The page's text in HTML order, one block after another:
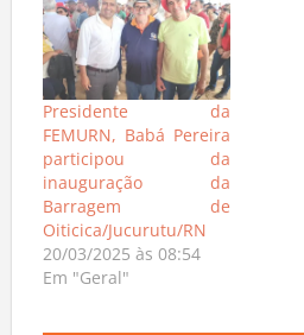
Presidente da
FEMURN, Babá Pereira
participou da
inauguração da
Barragem de
Oiticica/Jucurutu/RN
20/03/2025 às 08:54
Em "Geral"